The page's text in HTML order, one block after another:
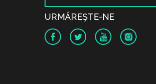
URMĂREŞTE-NE